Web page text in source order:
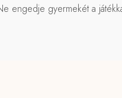
engedje gyermekét a